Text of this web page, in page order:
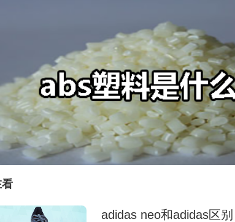
adidas neo和adidas区别